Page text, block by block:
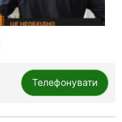
Телефонувати